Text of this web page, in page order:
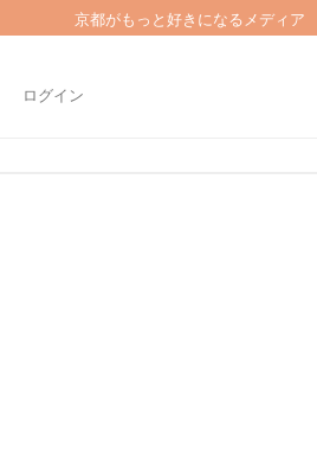
京都がもっと好きになるメディア
ログイン